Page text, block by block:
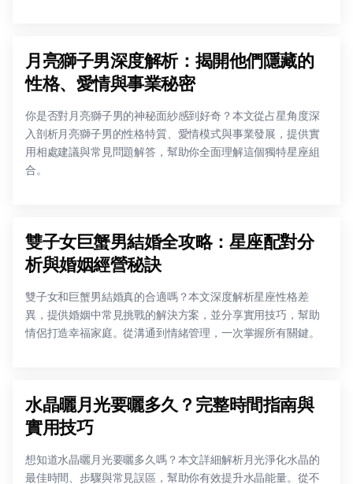
月亮獅子男深度解析：揭開他們隱藏的
性格、愛情與事業秘密
你是否對月亮獅子男的神秘面紗感到好奇？本文從占星角度深
入剖析月亮獅子男的性格特質、愛情模式與事業發展，提供實
用相處建議與常見問題解答，幫助你全面理解這個獨特星座組
合。
雙子女巨蟹男結婚全攻略：星座配對分
析與婚姻經營秘訣
雙子女和巨蟹男結婚真的合適嗎？本文深度解析星座性格差
異，提供婚姻中常見挑戰的解決方案，並分享實用技巧，幫助
情侶打造幸福家庭。從溝通到情緒管理，一次掌握所有關鍵。
水晶曬月光要曬多久？完整時間指南與
實用技巧
想知道水晶曬月光要曬多久嗎？本文詳細解析月光淨化水晶的
最佳時間、步驟與常見誤區，幫助你有效提升水晶能量。從不